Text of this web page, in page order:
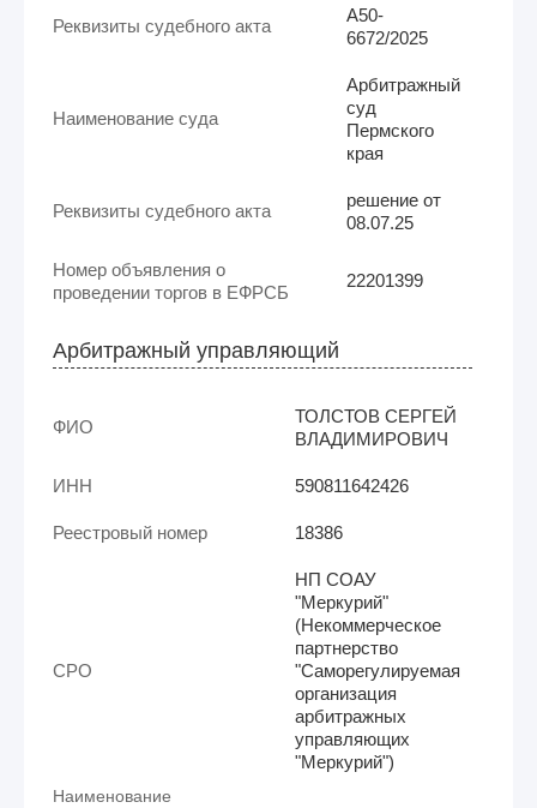
Реквизиты судебного акта
А50-
6672/2025
Наименование суда
Арбитражный
суд
Пермского
края
Реквизиты судебного акта
решение от
08.07.25
Номер объявления о
проведении торгов в ЕФРСБ
22201399
Арбитражный управляющий
ФИО
ТОЛСТОВ СЕРГЕЙ
ВЛАДИМИРОВИЧ
ИНН 590811642426
Реестровый номер 18386
СРО
НП СОАУ
"Меркурий"
(Некоммерческое
партнерство
"Саморегулируемая
организация
арбитражных
управляющих
"Меркурий")
Наименование